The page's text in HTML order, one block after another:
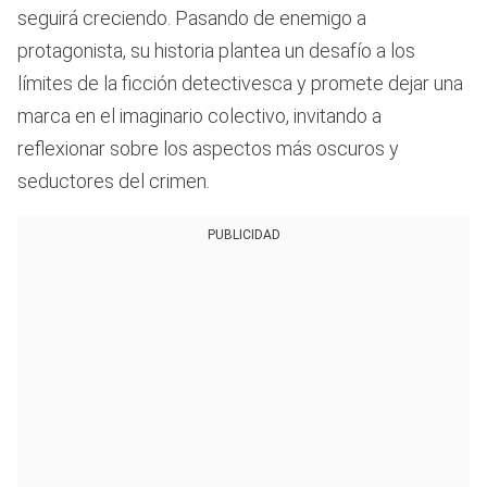
seguirá creciendo. Pasando de enemigo a
protagonista, su historia plantea un desafío a los
límites de la ficción detectivesca y promete dejar una
marca en el imaginario colectivo, invitando a
reflexionar sobre los aspectos más oscuros y
seductores del crimen.
PUBLICIDAD